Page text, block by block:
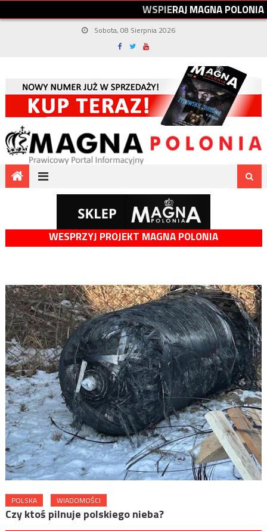
WSPIERAJMAGNAPOLONIA
Sobota, 08 Sierpnia 2026
WESPRZYJ PROJEKT MAGNA POLONIA
POLSKA WIADOMOŚCI
Czy ktoś pilnuje polskiego nieba?